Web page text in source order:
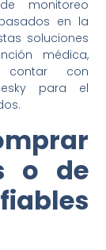
monitoreo
en la
soluciones
médica,
contar con
para el
o de